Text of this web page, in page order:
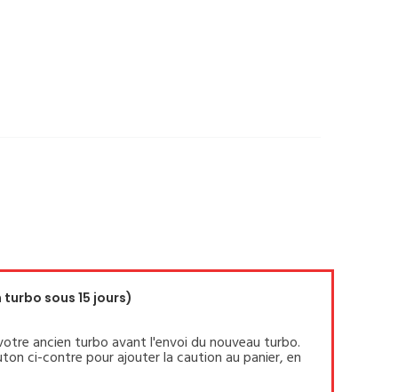
sous 15 jours)
ancien turbo avant l'envoi du nouveau turbo.
ci-contre pour ajouter la caution au panier, en